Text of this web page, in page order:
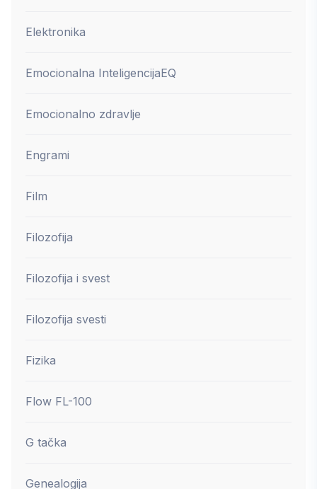
Elektronika
Emocionalna InteligencijaEQ
Emocionalno zdravlje
Engrami
Film
Filozofija
Filozofija i svest
Filozofija svesti
Fizika
Flow FL-100
G tačka
Genealogija